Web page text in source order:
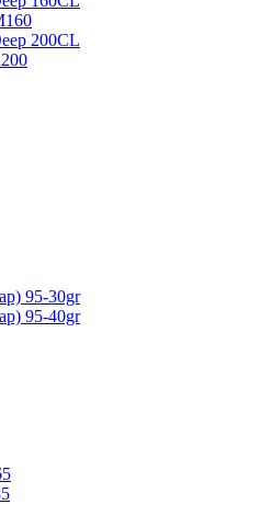
200CL
95-30gr
95-40gr